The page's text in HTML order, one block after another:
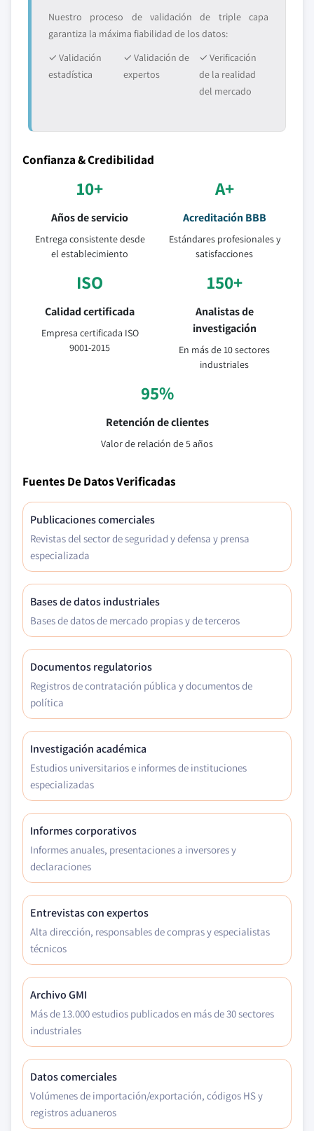
Nuestro proceso de validación de triple capa
garantiza la máxima fiabilidad de los datos:
✓ Validación
estadística
✓ Validación de
expertos
✓ Verificación
de la realidad
del mercado
Confianza & Credibilidad
10+
Años de servicio
Entrega consistente desde
el establecimiento
A+
Acreditación BBB
Estándares profesionales y
satisfacciones
ISO
Calidad certificada
Empresa certificada ISO
9001-2015
150+
Analistas de
investigación
En más de 10 sectores
industriales
95%
Retención de clientes
Valor de relación de 5 años
Fuentes De Datos Verificadas
Publicaciones comerciales
Revistas del sector de seguridad y defensa y prensa
especializada
Bases de datos industriales
Bases de datos de mercado propias y de terceros
Documentos regulatorios
Registros de contratación pública y documentos de
política
Investigación académica
Estudios universitarios e informes de instituciones
especializadas
Informes corporativos
Informes anuales, presentaciones a inversores y
declaraciones
Entrevistas con expertos
Alta dirección, responsables de compras y especialistas
técnicos
Archivo GMI
Más de 13.000 estudios publicados en más de 30 sectores
industriales
Datos comerciales
Volúmenes de importación/exportación, códigos HS y
registros aduaneros